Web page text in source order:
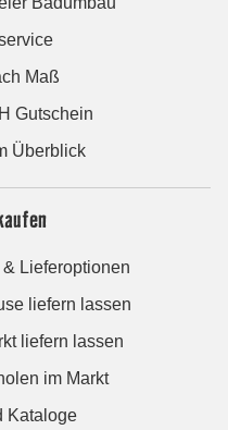
Maß
Gutschein
Überblick
Lieferoptionen
liefern lassen
liefern lassen
im Markt
Kataloge